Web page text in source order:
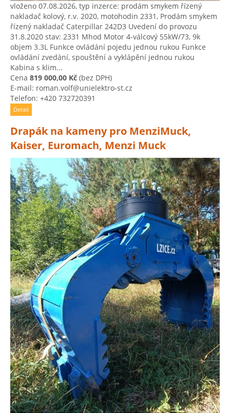
vloženo 07.08.2026, typ inzerce: prodám smykem řízený
nakladač kolový, r.v. 2020, motohodin 2331, Prodám smykem
řízený nakladač Caterpillar 242D3 Uvedení do provozu
31.8.2020 stav: 2331 Mhod Motor 4-válcový 55kW/73, 9k
objem 3.3L Funkce ovládání pojedu jednou rukou Funkce
ovládání zvedání, spouštění a vyklápění jednou rukou
Kabina s klim...
Cena 819 000,00 Kč (bez DPH)
E-mail: roman.volf@unielektro-st.cz
Telefon: +420 732720391
Detail
Drapák na kameny pro MenziMuck,
Kaiser, Euromach, Menzi Muck